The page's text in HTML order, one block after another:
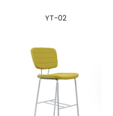
YT-02